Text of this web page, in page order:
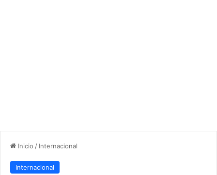
Inicio / Internacional
Internacional